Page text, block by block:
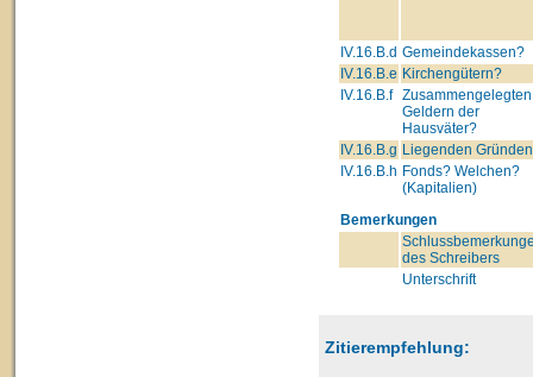
IV.16.B.d Gemeindekassen?
IV.16.B.e Kirchengütern?
IV.16.B.f Zusammengelegten
Geldern der
Hausväter?
IV.16.B.g Liegenden
IV.16.B.h Fonds? Welchen?
(Kapitalien)
Bemerkungen
des Schreibers
Unterschrift
Zitierempfehlung: